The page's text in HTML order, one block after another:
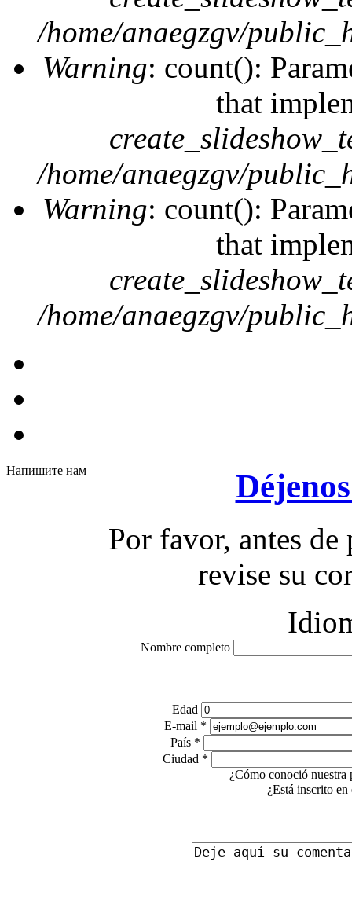
/home/anaegzgv/
Warning: count():
that
/home/anaegzgv/
Warning: count():
that
/home/anaegzgv/
Напишите нам
Por favor, antes
revise su
Nombre completo
Edad
E-mail *
País *
Ciudad *
¿Cómo conoció nuestra
¿Está inscrito